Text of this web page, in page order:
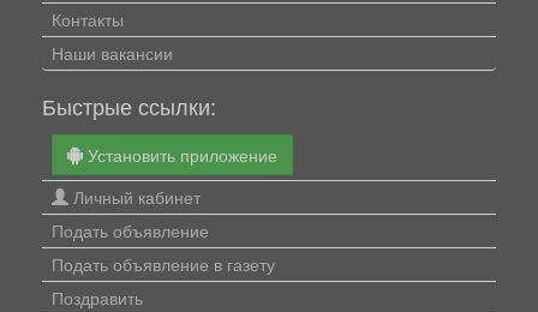
Контакты
Наши вакансии
Быстрые ссылки:
Установить приложение
Личный кабинет
Подать объявление
Подать объявление в газету
Поздравить